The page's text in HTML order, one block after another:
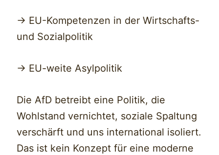
-> EU-Kompetenzen in der Wirtschafts-
und Sozialpolitik
-> EU-weite Asylpolitik
Die AfD betreibt eine Politik, die
Wohlstand vernichtet, soziale Spaltung
verschärft und uns international isoliert.
Das ist kein Konzept für eine moderne